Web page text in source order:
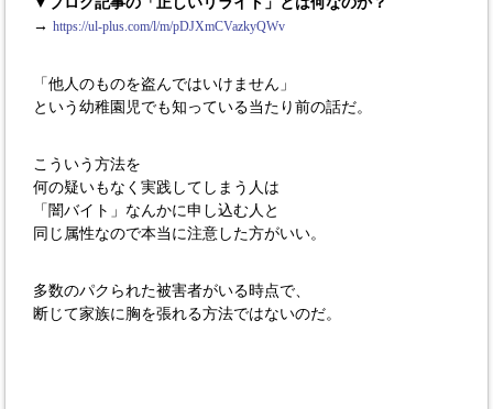
→https://ul-plus.com/l/m/pDJXmCVazkyQWv
「他人のものを盗んではいけません」
という幼稚園児でも知っている当たり前の話だ。
こういう方法を
何の疑いもなく実践してしまう人は
「闇バイト」なんかに申し込む人と
同じ属性なので本当に注意した方がいい。
多数のパクられた被害者がいる時点で、
断じて家族に胸を張れる方法ではないのだ。